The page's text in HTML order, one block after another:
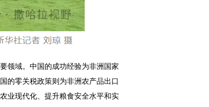
领域。中国的成功经验为非洲国家
的零关税政策则为非洲农产品出口
业现代化、提升粮食安全水平和实